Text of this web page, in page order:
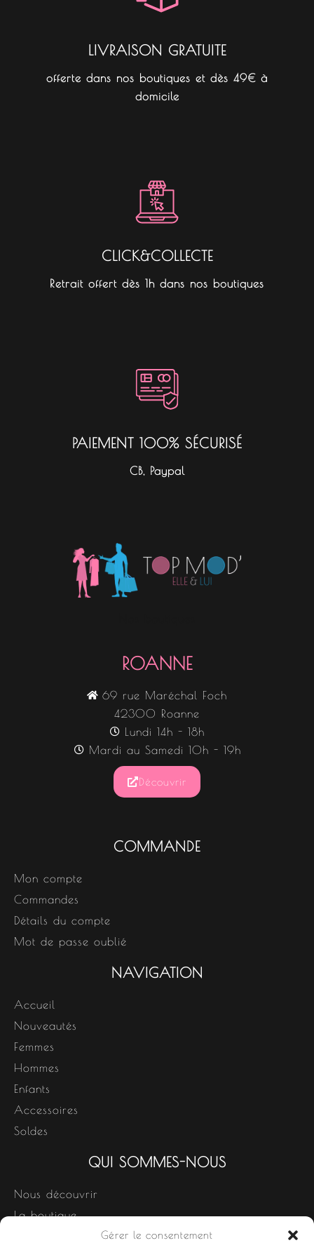
Gérer le consentement
LIVRAISON GRATUITE
offerte dans nos boutiques et dès 49€ à
domicile
CLICK&COLLECTE
Retrait offert dès 1h dans nos boutiques
PAIEMENT 100% SÉCURISÉ
CB, Paypal
ROANNE
69 rue Maréchal Foch
42300 Roanne
Lundi 14h - 18h
Mardi au Samedi 10h - 19h
Découvrir
COMMANDE
Mon compte
Commandes
Détails du compte
Mot de passe oublié
NAVIGATION
Accueil
Nouveautés
Femmes
Hommes
Enfants
Accessoires
Soldes
QUI SOMMES-NOUS
Nous découvrir
La boutique